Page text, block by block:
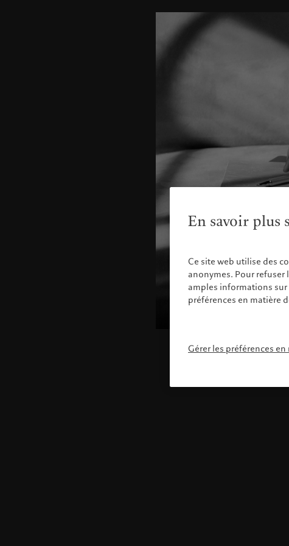
En savoir plus
Ce site web utilise des
anonymes. Pour
amples informations
préférences en matière
Gérer les préférences